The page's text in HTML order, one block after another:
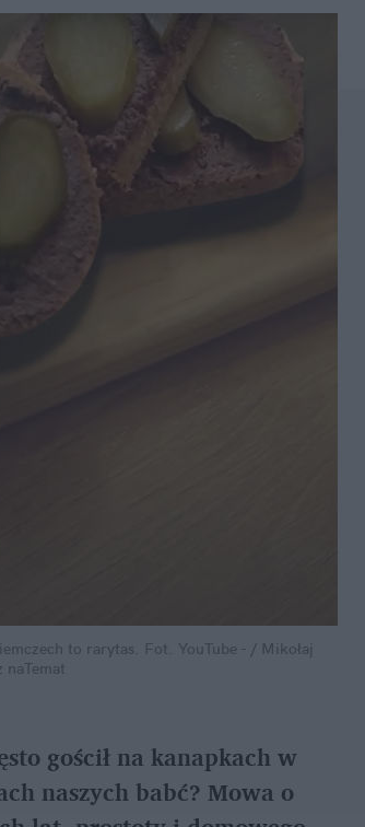
to rarytas. Fot. YouTube - / Mikołaj
gościł na kanapkach w
naszych babć? Mowa o